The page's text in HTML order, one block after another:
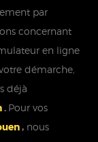
par
concernant
en ligne
démarche,
déjà
. Pour vos
,nous